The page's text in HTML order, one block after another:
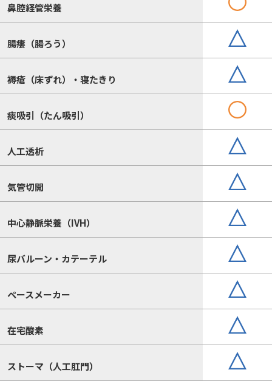
鼻腔経管栄養
腸瘻（腸ろう）
褥瘡（床ずれ）・寝たきり
痰吸引（たん吸引）
人工透析
気管切開
中心静脈栄養（IVH）
尿バルーン・カテーテル
ペースメーカー
在宅酸素
ストーマ（人工肛門）